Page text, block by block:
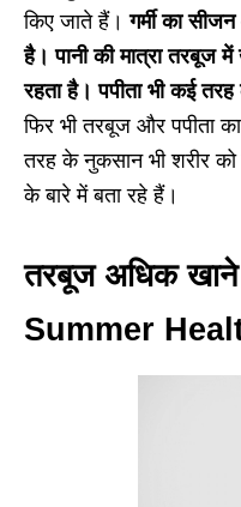
किए जाते हैं।गर्मी का
है। पानी की मात्रा तरबूज
रहता है। पपीता भी कई तरह
फिर भी तरबूज और पपीता
तरह के नुकसान भी शरीर
के बारे में बता रहे हैं।
तरबूज अधिक
Summer